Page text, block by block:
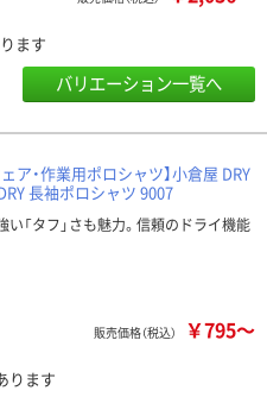
ます
バリエーション一覧へ
ア・作業用ポロシャツ】小倉屋 DRY
長袖ポロシャツ 9007
い「タフ」さも魅力。信頼のドライ機能
販売価格（税込） ￥795～
ります